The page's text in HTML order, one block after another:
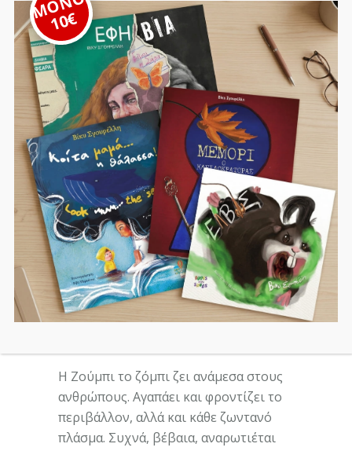
ISBN: 978-618-85735-0-5
bws-010
CATEGORY: ΒΙΒΛΊΑ
Share:
Περιγραφή
Συντελεστές Βιβλίου
Πρόσθετες Πληροφορίες
Η Zούμπι το ζόμπι ζει ανάμεσα στους
ανθρώπους. Αγαπάει και φροντίζει το
περιβάλλον, αλλά και κάθε ζωντανό
πλάσμα. Συχνά, βέβαια, αναρωτιέται
10€